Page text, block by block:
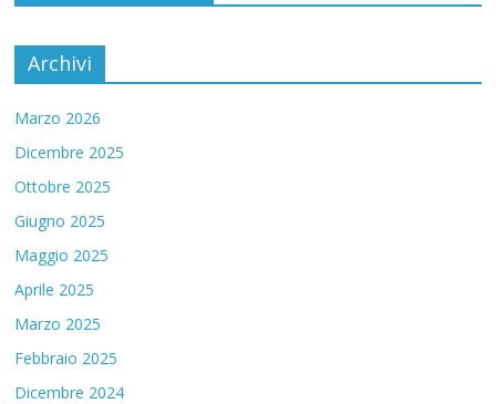
Archivi
Marzo 2026
Dicembre 2025
Ottobre 2025
Giugno 2025
Maggio 2025
Aprile 2025
Marzo 2025
Febbraio 2025
Dicembre 2024